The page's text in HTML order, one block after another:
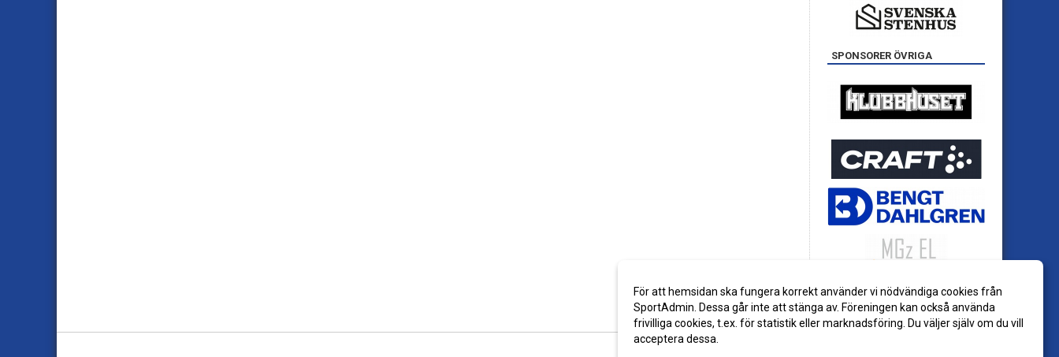
SPONSORER ÖVRIGA
För att hemsidan ska fungera korrekt använder vi nödvändiga cookies från
SportAdmin. Dessa går inte att stänga av. Föreningen kan också använda
frivilliga cookies, t.ex. för statistik eller marknadsföring. Du väljer själv om du vill
acceptera dessa.